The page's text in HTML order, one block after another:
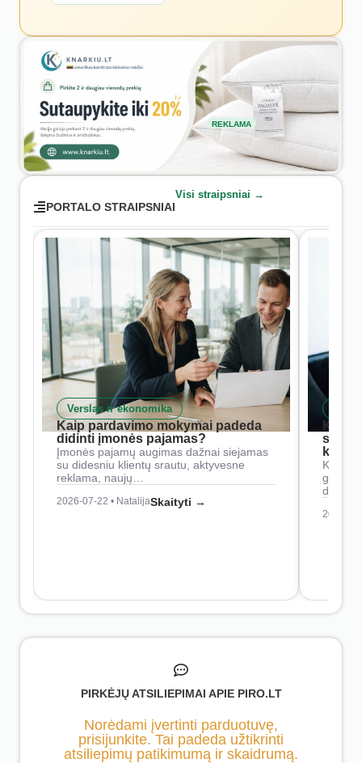
REKLAMA
PORTALO STRAIPSNIAI
Visi straipsniai →
Verslas ir ekonomika
Kaip pardavimo mokymai padeda
didinti įmonės pajamas?
Įmonės pajamų augimas dažnai siejamas
su didesniu klientų srautu, aktyvesne
reklama, naujų…
2026-07-22 • NatalijaSkaityti →
Kaip
2026-
PIRKĖJŲ ATSILIEPIMAI APIE PIRO.LT
Norėdami įvertinti parduotuvę,
prisijunkite. Tai padeda užtikrinti
atsiliepimų patikimumą ir skaidrumą.